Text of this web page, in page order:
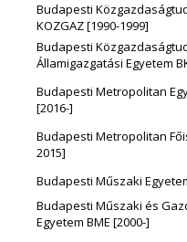
Budapesti
KOZGAZ [1990-1999]
Budapesti
Államigazgatási Egyetem
Budapesti Metropolitan
[2016-]
Budapesti Metropolitan
2015]
Budapesti Műszaki
Budapesti Műszaki és
Egyetem BME [2000-]